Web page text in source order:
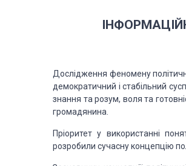
Дослідження феномену
демократичний і стабільний
знання та розум, воля та
громадянина.
Пріоритет у використанні
розробили сучасну концепцію